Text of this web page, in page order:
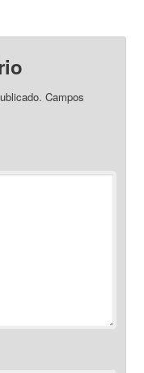
Campos